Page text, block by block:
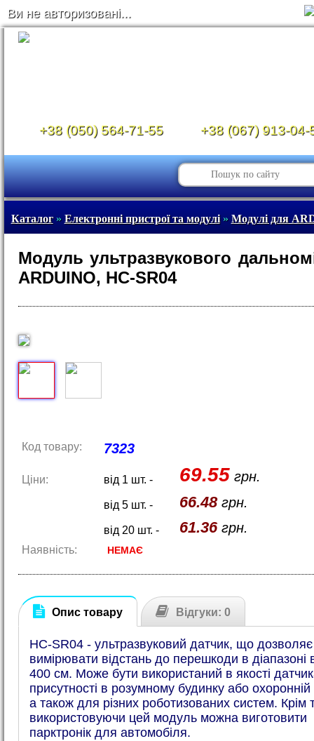
Ви не авторизовані...
+38 (050) 564-71-55 +38 (067) 913-04-
Каталог» Електронні пристрої та модулі» Модулі для
Модуль ультразвукового
ARDUINO, HC-SR04
Код товару: 7323
Ціни: від 1 шт. - 69.55 грн.
від 5 шт. - 66.48грн.
від 20 шт. - 61.36грн.
Наявність: НЕМАЄ
Опис товару Відгуки: 0
HC-SR04 - ультразвуковий датчик, що дозволяє
вимірювати відстань до перешкоди в діапазоні
400 см. Може бути використаний в якості
присутності в розумному будинку або охоронній
а також для різних роботизованих систем. Крім
використовуючи цей модуль можна виготовити
парктронік для автомобіля.